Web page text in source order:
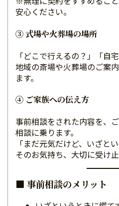
安心ください。
③ 式場や火葬場の場所
「どこで行えるの？」「自
地域の斎場や火葬場のご案
ます。
④ ご家族への伝え方
事前相談をされた内容を、
相談に乗ります。
「まだ元気だけど、いざと
そのお気持ち、大切に受け
■ 事前相談のメリット